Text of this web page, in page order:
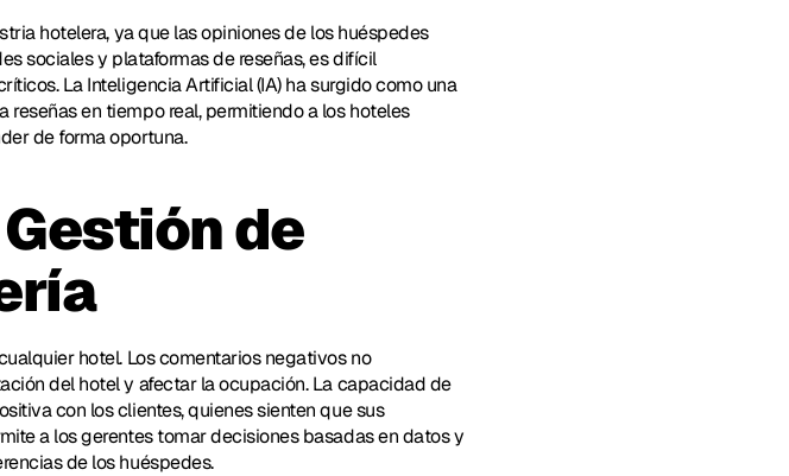
hotelera, ya que las opiniones de los huéspedes
sociales y plataformas de reseñas, es difícil
La Inteligencia Artificial (IA) ha surgido como una
en tiempo real, permitiendo a los hoteles
de forma oportuna.
de
hotel. Los comentarios negativos no
del hotel y afectar la ocupación. La capacidad de
con los clientes, quienes sienten que sus
a los gerentes tomar decisiones basadas en datos y
de los huéspedes.